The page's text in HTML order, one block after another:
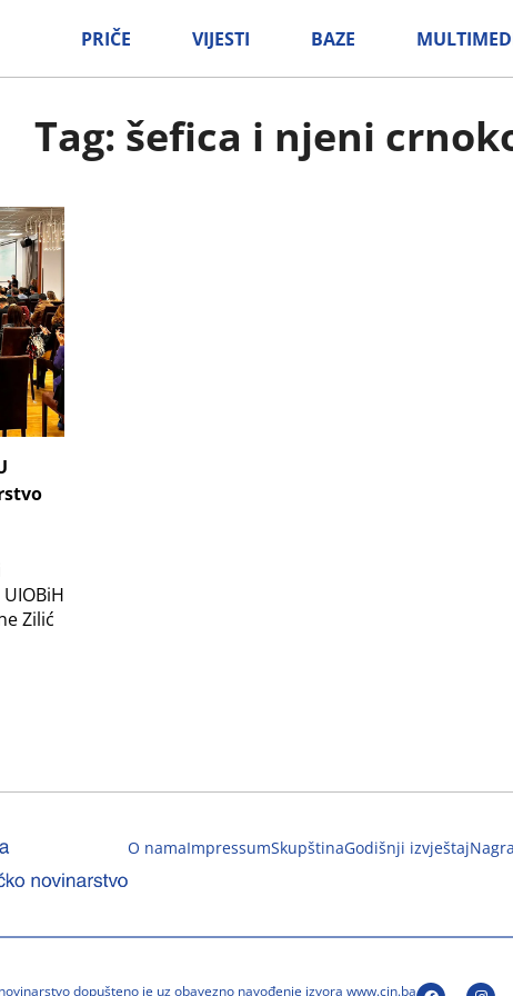
PRIČE VIJESTI BAZE
Tag: šefica i njeni
Zilić
O namaImpressumSkupštinaGodišnji izvještaj
dopušteno je uz obavezno navođenje izvora www.cin.ba